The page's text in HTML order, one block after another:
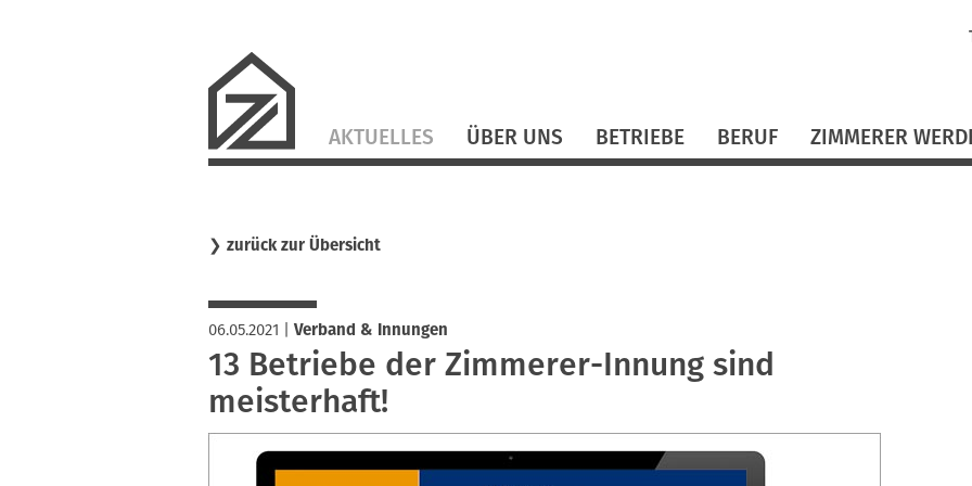
überspringen
AKTUELLES ÜBER UNS BETRIEBE BERUF ZIMMERER
❯ zurück zur Übersicht
06.05.2021 Verband & Innungen
13 Betriebe der Zimmerer-Innung sind
meisterhaft!